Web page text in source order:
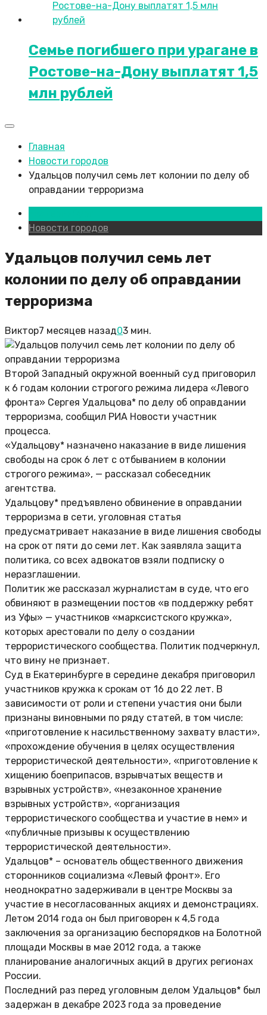
Семье погибшего при урагане в
Ростове-на-Дону выплатят 1,5
млн рублей
Главная
Новости городов
Удальцов получил семь лет колонии по делу об
оправдании терроризма
Новости городов
Удальцов получил семь лет
колонии по делу об оправдании
терроризма
Виктор7 месяцев назад03 мин.
Второй Западный окружной военный суд приговорил
к 6 годам колонии строгого режима лидера «Левого
фронта» Сергея Удальцова* по делу об оправдании
терроризма, сообщил РИА Новости участник
процесса.
«Удальцову* назначено наказание в виде лишения
свободы на срок 6 лет с отбыванием в колонии
строгого режима», — рассказал собеседник
агентства.
Удальцову* предъявлено обвинение в оправдании
терроризма в сети, уголовная статья
предусматривает наказание в виде лишения свободы
на срок от пяти до семи лет. Как заявляла защита
политика, со всех адвокатов взяли подписку о
неразглашении.
Политик же рассказал журналистам в суде, что его
обвиняют в размещении постов «в поддержку ребят
из Уфы» — участников «марксистского кружка»,
которых арестовали по делу о создании
террористического сообщества. Политик подчеркнул,
что вину не признает.
Суд в Екатеринбурге в середине декабря приговорил
участников кружка к срокам от 16 до 22 лет. В
зависимости от роли и степени участия они были
признаны виновными по ряду статей, в том числе:
«приготовление к насильственному захвату власти»,
«прохождение обучения в целях осуществления
террористической деятельности», «приготовление к
хищению боеприпасов, взрывчатых веществ и
взрывных устройств», «незаконное хранение
взрывных устройств», «организация
террористического сообщества и участие в нем» и
«публичные призывы к осуществлению
террористической деятельности».
Удальцов* – основатель общественного движения
сторонников социализма «Левый фронт». Его
неоднократно задерживали в центре Москвы за
участие в несогласованных акциях и демонстрациях.
Летом 2014 года он был приговорен к 4,5 года
заключения за организацию беспорядков на Болотной
площади Москвы в мае 2012 года, а также
планирование аналогичных акций в других регионах
России.
Последний раз перед уголовным делом Удальцов* был
задержан в декабре 2023 года за проведение